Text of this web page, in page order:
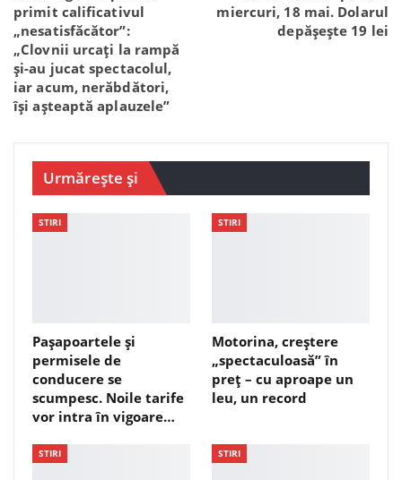
primit calificativul
„nesatisfăcător”:
„Clovnii urcați la rampă
și-au jucat spectacolul,
iar acum, nerăbdători,
își așteaptă aplauzele”
miercuri, 18 mai. Dolarul
depășește 19 lei
Urmărește și
STIRI
Pașapoartele și
permisele de
conducere se
scumpesc. Noile tarife
vor intra în vigoare…
STIRI
Motorina, creștere
„spectaculoasă” în
preț – cu aproape un
leu, un record
STIRI STIRI